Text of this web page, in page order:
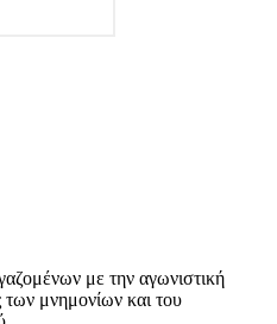
με την αγωνιστική
των μνημονίων και του